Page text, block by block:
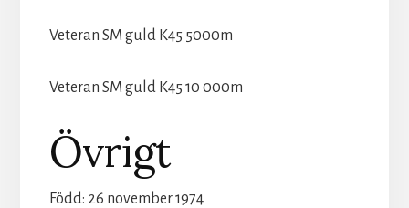
Veteran SM guld K45 5000m
Veteran SM guld K45 10 000m
Övrigt
Född: 26 november 1974